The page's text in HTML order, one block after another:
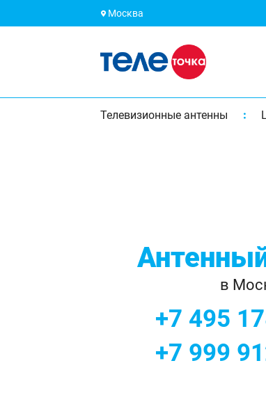
Москва
Телевизионные антенны
в
+7 495
+7 999